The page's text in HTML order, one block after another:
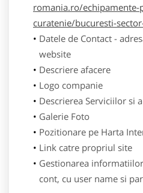
romania.ro/echipamente-
curatenie/bucuresti-
Datele de Contact -
website
Descriere afacere
Logo companie
Descrierea Serviciilor si
Galerie Foto
Pozitionare pe Harta
Link catre propriul site
Gestionarea
cont, cu user name si